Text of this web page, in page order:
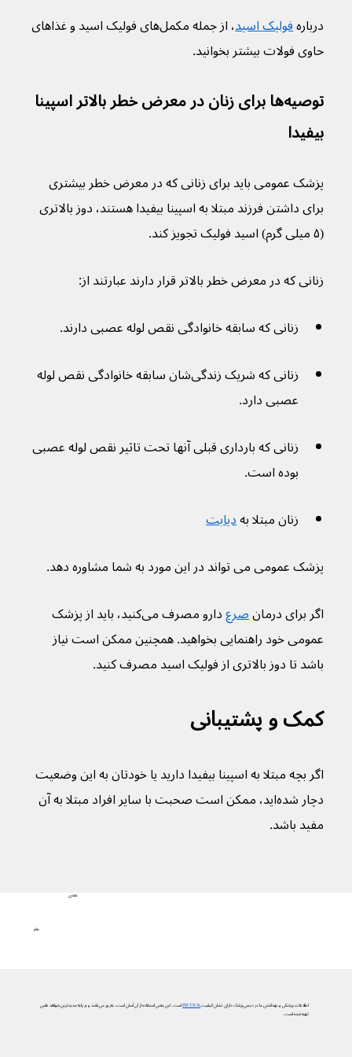
درباره فولیک اسید
، از جمله مکمل‌های فولیک اسید و غذاهای
حاوی فولات بیشتر بخوانید.
توصیه‌ها برای زنان در معرض خطر بالاتر اسپينا
بيفيدا
پزشک عمومی باید برای زنانی که در معرض خطر بیشتری
برای داشتن فرزند مبتلا به اسپينا بيفيدا هستند، دوز بالاتری
(۵ میلی گرم) اسید فولیک تجویز کند.
زنانی که در معرض خطر بالاتر قرار دارند عبارتند از:
زنانی که سابقه خانوادگی نقص لوله عصبی دارند.
زنانی که شریک زندگی‌شان سابقه خانوادگی نقص لوله
عصبی دارد.
زنانی که بارداری قبلی آنها تحت تاثیر نقص لوله عصبی
بوده است.
زنان مبتلا به دیابت
پزشک عمومی می تواند در این مورد به شما مشاوره دهد.
اگر برای درمان صرع
دارو مصرف می‌کنید، باید از پزشک
عمومی خود راهنمایی بخواهید. همچنین ممکن است نیاز
باشد تا دوز بالاتری از فولیک اسید مصرف کنید.
کمک و پشتیبانی
اگر بچه مبتلا به اسپینا بیفیدا دارید یا خودتان به این وضعیت
دچار شده‌اید، ممکن است صحبت با سایر افراد مبتلا به آن
مفید باشد.
علائم
بعدی
اطلاعات پزشکی و بهداشتی ما در دیجی‌پزشک دارای نشان کیفیتPIF TICKاست. این یعنی استفاده از آن آسان است، به‌روز می‌باشد و بر پایه جدیدترین شواهد علمی
تهیه شده است.